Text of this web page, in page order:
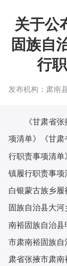
关于公
固族自
行
发布机构：肃南
《甘肃省
项清单》《甘肃
行职责事项清
镇履行职责事
白银蒙古族乡
固族自治县大
南裕固族自治县
市肃南裕固族
肃省张掖市肃